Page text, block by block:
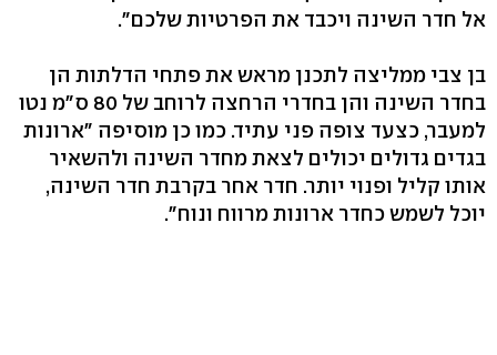
אל חדר השינה ויכבד את הפרטיות שלכם".
בן צבי ממליצה לתכנן מראש את פתחי הדלתות הן
בחדר השינה והן בחדרי הרחצה לרוחב של 80 ס"מ נטו
למעבר, כצעד צופה פני עתיד. כמו כן מוסיפה "ארונות
בגדים גדולים יכולים לצאת מחדר השינה ולהשאיר
אותו קליל ופנוי יותר. חדר אחר בקרבת חדר השינה,
יוכל לשמש כחדר ארונות מרווח ונוח".